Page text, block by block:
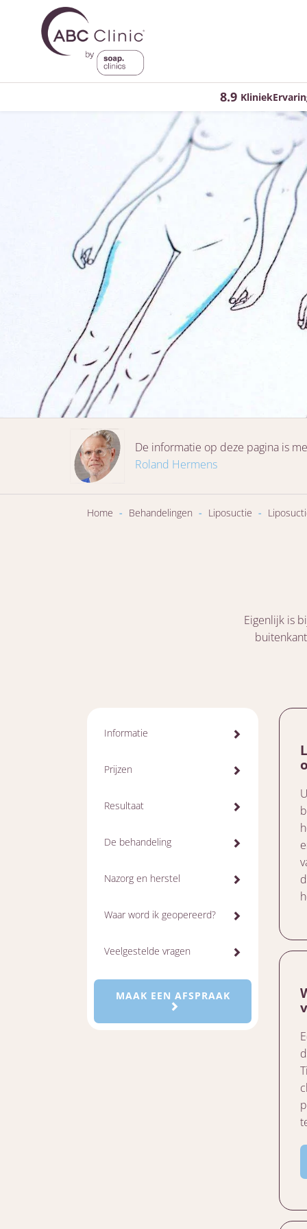
8.9
De informatie op deze pagina is
Roland Hermens
Home - Behandelingen - Liposuctie -
Eigenlijk is
Informatie
Prijzen
Resultaat
De behandeling
Nazorg en herstel
Waar word ik geopereerd?
Veelgestelde vragen
MAAK EEN AFSPRAAK